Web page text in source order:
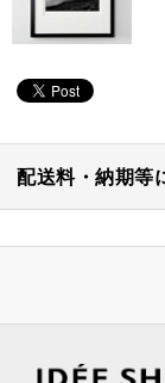
配送料・納期等